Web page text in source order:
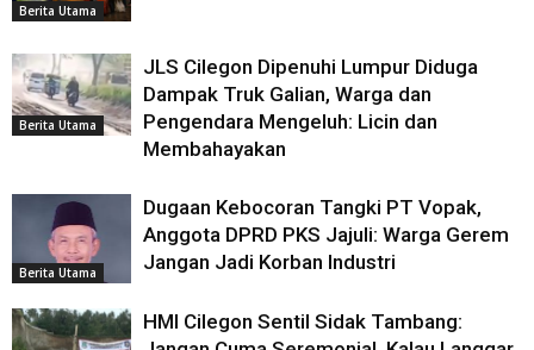
Berita Utama
Berita Utama
JLS Cilegon Dipenuhi Lumpur Diduga
Dampak Truk Galian, Warga dan
Pengendara Mengeluh: Licin dan
Membahayakan
Berita Utama
Dugaan Kebocoran Tangki PT Vopak,
Anggota DPRD PKS Jajuli: Warga Gerem
Jangan Jadi Korban Industri
HMI Cilegon Sentil Sidak Tambang: